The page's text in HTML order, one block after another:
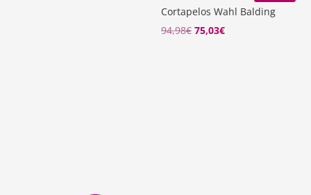
Cortapelos Wahl Balding
94,98€ 75,03€